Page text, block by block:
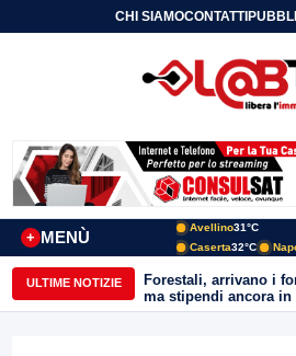
CHI SIAMOCONTATTI
MENÙ
+
Avellino31°C
Caserta32°C
ULTIME NOTIZIE
Forestali, arrivano i
ma stipendi ancora in
più sostenibile”